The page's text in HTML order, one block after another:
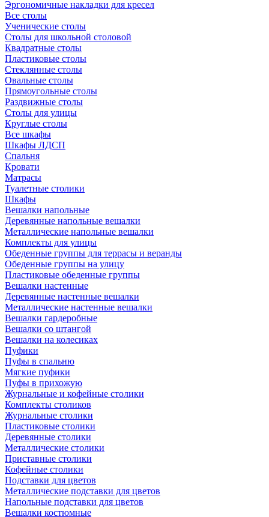
Эргономичные накладки для кресел
Все столы
Ученические столы
Столы для школьной столовой
Квадратные столы
Пластиковые столы
Стеклянные столы
Овальные столы
Прямоугольные столы
Раздвижные столы
Столы для улицы
Круглые столы
Все шкафы
Шкафы ЛДСП
Спальня
Кровати
Матрасы
Туалетные столики
Шкафы
Вешалки напольные
Деревянные напольные вешалки
Металлические напольные вешалки
Комплекты для улицы
Обеденные группы для террасы и веранды
Обеденные группы на улицу
Пластиковые обеденные группы
Вешалки настенные
Деревянные настенные вешалки
Металлические настенные вешалки
Вешалки гардеробные
Вешалки со штангой
Вешалки на колесиках
Пуфики
Пуфы в спальню
Мягкие пуфики
Пуфы в прихожую
Журнальные и кофейные столики
Комплекты столиков
Журнальные столики
Пластиковые столики
Деревянные столики
Металлические столики
Приставные столики
Кофейные столики
Подставки для цветов
Металлические подставки для цветов
Напольные подставки для цветов
Вешалки костюмные